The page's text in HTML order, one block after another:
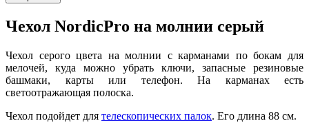
Чехол NordicPro на молнии серый
Чехол серого цвета на молнии с карманами по бокам для
мелочей, куда можно убрать ключи, запасные резиновые
башмаки, карты или телефон. На карманах есть
светоотражающая полоска.
Чехол подойдет для телескопических палок. Его длина 88 см.